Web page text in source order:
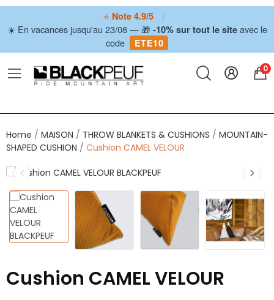
⭐ Note 4.9/5
|
☀️ En vacances jusqu'au 23/08 — 🎁 -10% sur tout le siteavec le
code
ETE10
0
Home MAISON THROW BLANKETS & CUSHIONS
MOUNTAIN-
SHAPED CUSHION
Cushion CAMEL VELOUR
Cushion CAMEL VELOUR